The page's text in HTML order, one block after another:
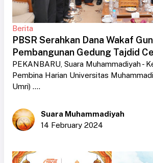
Berita
PBSR Serahkan Dana Wakaf
Pembangunan Gedung Tajdid
PEKANBARU, Suara Muhammadiyah -
Pembina Harian Universitas
Umri) ....
Suara Muhammadiyah
14 February 2024